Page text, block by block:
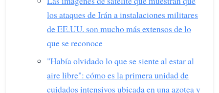
los ataques de Irán a instalaciones militares
de EE.UU. son mucho más extensos de lo
que se reconoce
"Había olvidado lo que se siente al estar al
aire libre": cómo es la primera unidad de
cuidados intensivos ubicada en una azotea y